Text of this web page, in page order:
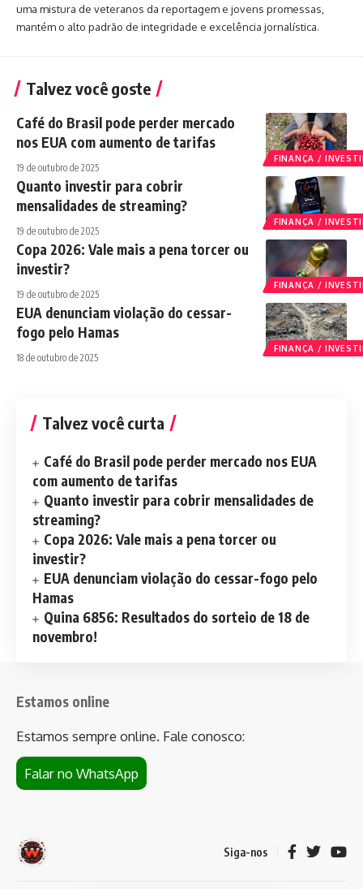
uma mistura de veteranos da reportagem e jovens promessas,
mantém o alto padrão de integridade e excelência jornalística.
Talvez você goste
FINANÇA /
Café do Brasil pode perder mercado
nos EUA com aumento de tarifas
19 de outubro de 2025
FINANÇA /
Quanto investir para cobrir
mensalidades de streaming?
19 de outubro de 2025
FINANÇA /
Copa 2026: Vale mais a pena torcer ou
investir?
19 de outubro de 2025
FINANÇA /
EUA denunciam violação do cessar-
fogo pelo Hamas
18 de outubro de 2025
Talvez você curta
Café do Brasil pode perder mercado nos EUA
com aumento de tarifas
Quanto investir para cobrir mensalidades de
streaming?
Copa 2026: Vale mais a pena torcer ou
investir?
EUA denunciam violação do cessar-fogo pelo
Hamas
Quina 6856: Resultados do sorteio de 18 de
novembro!
Estamos online
Estamos sempre online. Fale conosco:
Falar no WhatsApp
Siga-nos